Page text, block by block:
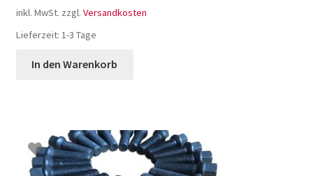
inkl. MwSt. zzgl. Versandkosten
Lieferzeit: 1-3 Tage
In den Warenkorb